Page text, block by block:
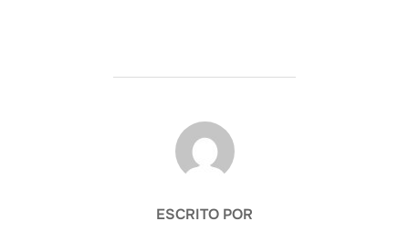
AUTOR DE LA PUBLICACIÓN
ESCRITO POR